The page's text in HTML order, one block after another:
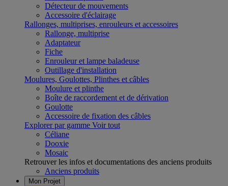
Détecteur de mouvements
Accessoire d'éclairage
Rallonges, multiprises, enrouleurs et accessoires
Rallonge, multiprise
Adaptateur
Fiche
Enrouleur et lampe baladeuse
Outillage d'installation
Moulures, Goulottes, Plinthes et câbles
Moulure et plinthe
Boîte de raccordement et de dérivation
Goulotte
Accessoire de fixation des câbles
Explorer par gamme Voir tout
Céliane
Dooxie
Mosaic
Retrouver les infos et documentations des anciens produits
Anciens produits
Mon Projet